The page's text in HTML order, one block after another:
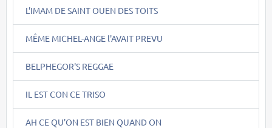
L'IMAM DE SAINT OUEN DES TOITS
MÊME MICHEL-ANGE l'AVAIT PREVU
BELPHEGOR'S REGGAE
IL EST CON CE TRISO
AH CE QU'ON EST BIEN QUAND ON